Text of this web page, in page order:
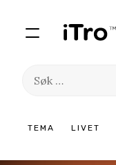
TEMA LIVET
Søk
innhold